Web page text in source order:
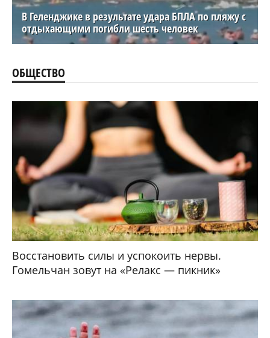
В Геленджике в результате удара БПЛА по пляжу с
отдыхающими погибли шесть человек
ОБЩЕСТВО
Восстановить силы и успокоить нервы.
Гомельчан зовут на «Релакс — пикник»